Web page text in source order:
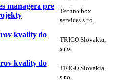
managera pre
Techno box
services s.r.o.
kvality do
TRIGO Slovakia,
s.r.o.
kvality do
TRIGO Slovakia,
s.r.o.